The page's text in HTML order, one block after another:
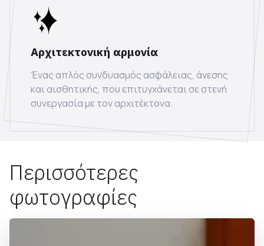
Αρχιτεκτονική αρμονία
Ένας απλός συνδυασμός ασφάλειας, άνεσης
και αισθητικής, που επιτυγχάνεται σε στενή
συνεργασία με τον αρχιτέκτονα.
Περισσότερες
φωτογραφίες